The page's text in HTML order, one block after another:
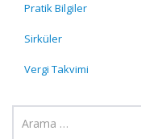
Pratik Bilgiler
Sirküler
Vergi Takvimi